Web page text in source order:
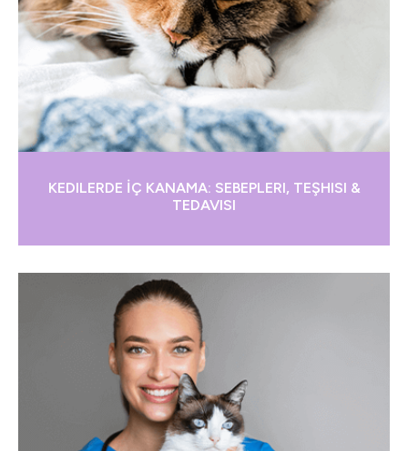
KEDILERDE İÇ KANAMA: SEBEPLERI, TEŞHISI &
TEDAVISI